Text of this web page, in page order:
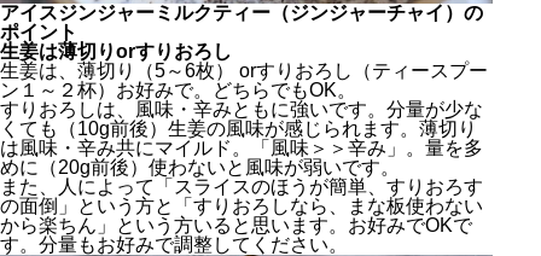
アイスジンジャーミルクティー（ジンジャーチャイ）の
ポイント
生姜は薄切りorすりおろし
生姜は、薄切り（5～6枚） orすりおろし（ティースプー
ン１～２杯）お好みで。どちらでもOK。
すりおろしは、風味・辛みともに強いです。分量が少な
くても（10g前後）生姜の風味が感じられます。薄切り
は風味・辛み共にマイルド。「風味＞＞辛み」。量を多
めに（20g前後）使わないと風味が弱いです。
また、人によって「スライスのほうが簡単、すりおろす
の面倒」という方と「すりおろしなら、まな板使わない
から楽ちん」という方いると思います。お好みでOKで
す。分量もお好みで調整してください。